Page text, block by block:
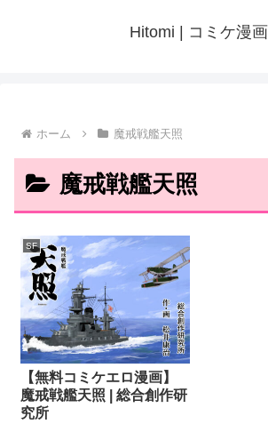
Hitomi | コミケ漫画
ホーム 魔戒戦艦天照
魔戒戦艦天照
SF
【無料コミケエロ漫画】
魔戒戦艦天照 | 総合創作研
究所